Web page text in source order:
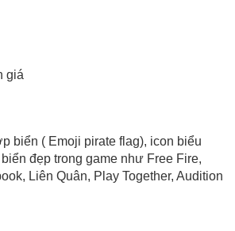
giá
biển ( Emoji pirate flag), icon biểu
đẹp trong game như Free Fire,
Liên Quân, Play Together, Audition